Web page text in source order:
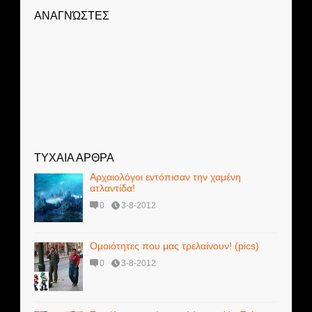
ΑΝΑΓΝΏΣΤΕΣ
ΤΥΧΑΙΑ ΑΡΘΡΑ
Αρχαιολόγοι εντόπισαν την χαμένη
ατλαντίδα!
0 3-8-2012
Ομοιότητες που μας τρελαίνουν! (pics)
0 3-8-2012